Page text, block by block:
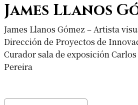
James Llanos
James Llanos Gómez – Artista
Dirección de Proyectos de
Curador sala de exposición
Pereira